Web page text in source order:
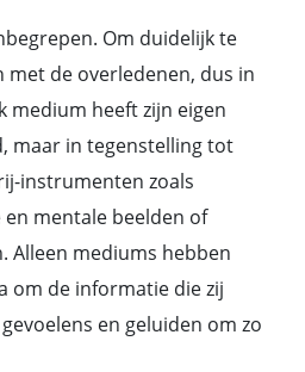
Om duidelijk te
de overledenen, dus in
medium heeft zijn eigen
maar in tegenstelling tot
instrumenten zoals
mentale beelden of
Alleen mediums hebben
om de informatie die zij
en geluiden om zo